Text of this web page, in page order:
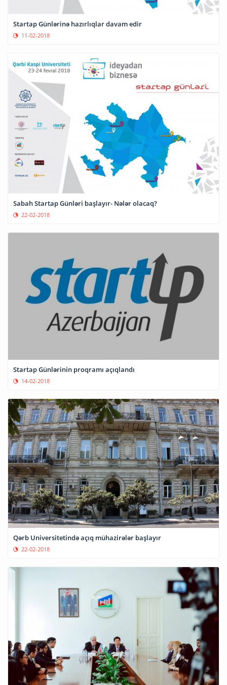
Startap Günlərinə hazırlıqlar davam edir
11-02-2018
Sabah Startap Günləri başlayır- Nələr olacaq?
22-02-2018
Startap Günlərinin proqramı açıqlandı
14-02-2018
Qərb Universitetində açıq mühazirələr başlayır
22-02-2018